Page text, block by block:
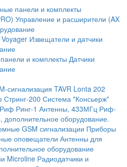
панели и комплекты
Управление и расширители (AX
Voyager Извещатели и датчики
и комплекты Датчики
сигнализация TAVR Lonta 202
Стринг-200 Система "Консьерж"
Риф Ринг-1 Антенны, 433МГц Риф-
дополнительное оборудование.
GSM сигнализации Приборы
оповещатели Антенны для
оборудование
Microline Радиодатчики и